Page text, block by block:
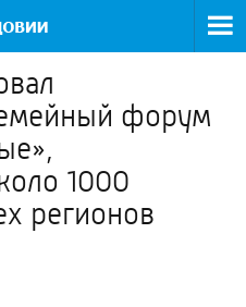
форум
1000
регионов